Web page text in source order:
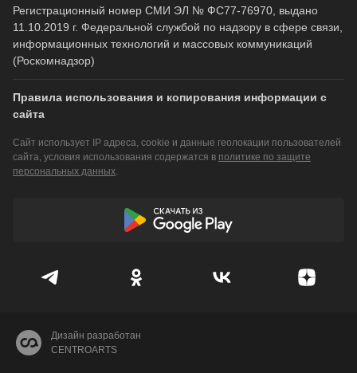
Регистрационный номер СМИ ЭЛ № ФС77-76970, выдано
11.10.2019 г. Федеральной службой по надзору в сфере связи,
информационных технологий и массовых коммуникаций
(Роскомнадзор)
Правила использования и копирования информации с
сайта
Сайт использует IP адреса, cookie и данные геолокации пользователей
сайта, условия использования содержатся в политике по защите
персональных данных.
Дизайн разработан
CENTROARTS